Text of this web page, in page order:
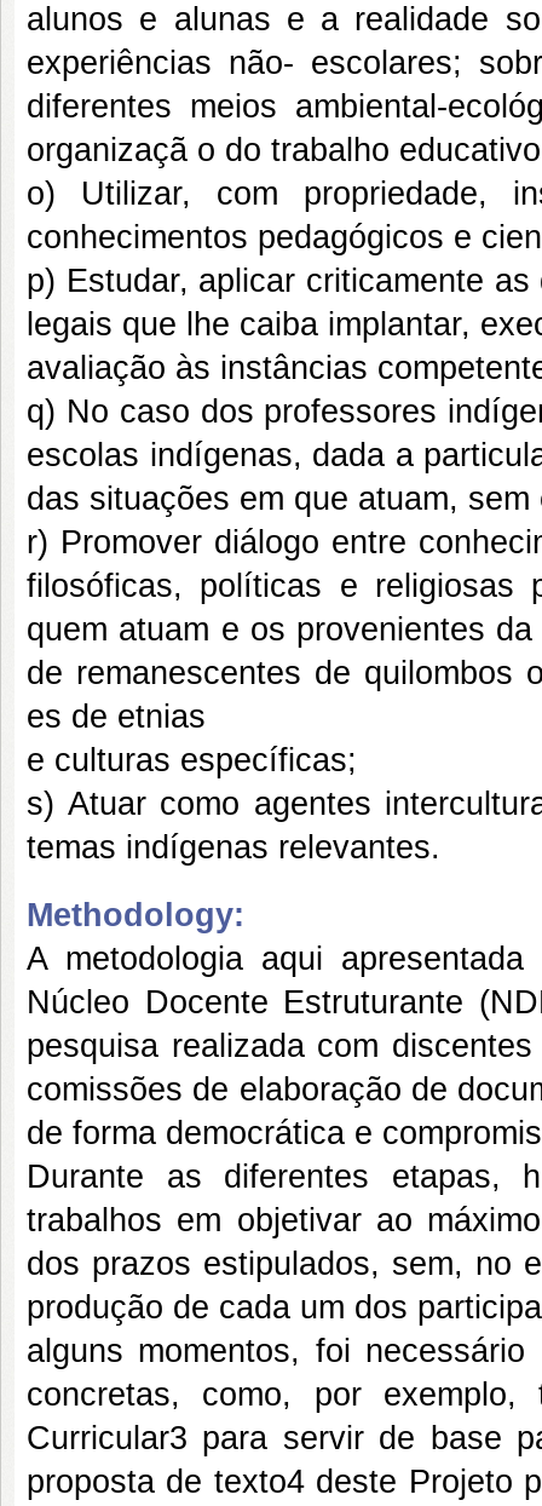
alunos e alunas e a realidade
experiências não- escolares;
diferentes meios ambiental-
organizaçã o do trabalho
o) Utilizar, com propriedade,
conhecimentos pedagógicos e
p) Estudar, aplicar criticamente
legais que lhe caiba implantar,
avaliação às instâncias
q) No caso dos professores
escolas indígenas, dada a
das situações em que atuam,
r) Promover diálogo entre
filosóficas, políticas e
quem atuam e os provenientes
de remanescentes de quilombos
es de etnias
e culturas específicas;
s) Atuar como agentes
temas indígenas relevantes.
Methodology:
A metodologia aqui
Núcleo Docente Estruturante
pesquisa realizada com
comissões de elaboração de
de forma democrática e
Durante as diferentes etapas,
trabalhos em objetivar ao
dos prazos estipulados, sem, no
produção de cada um dos
alguns momentos, foi
concretas, como, por
Curricular3 para servir de base
proposta de texto4 deste Projeto